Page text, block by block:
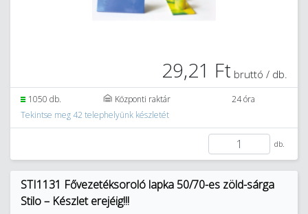
29,21 Ft bruttó / db.
1050 db. Központi raktár
24 óra
Tekintse meg 42 telephelyünk készletét
db.
STI1131 Fővezetéksoroló lapka 50/70-es zöld-sárga
Stilo – Készlet erejéig!!!